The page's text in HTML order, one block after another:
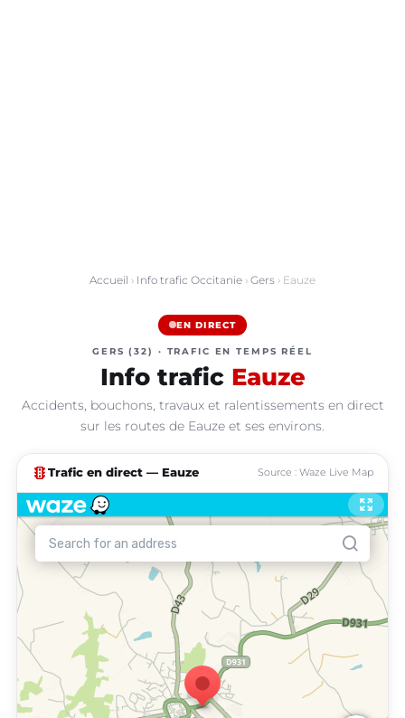
Accueil › Info trafic Occitanie › Gers › Eauze
EN DIRECT
GERS (32) · TRAFIC EN TEMPS RÉEL
Info trafic Eauze
Accidents, bouchons, travaux et ralentissements en direct
sur les routes de Eauze et ses environs.
traffic Trafic en direct — Eauze Source : Waze Live Map